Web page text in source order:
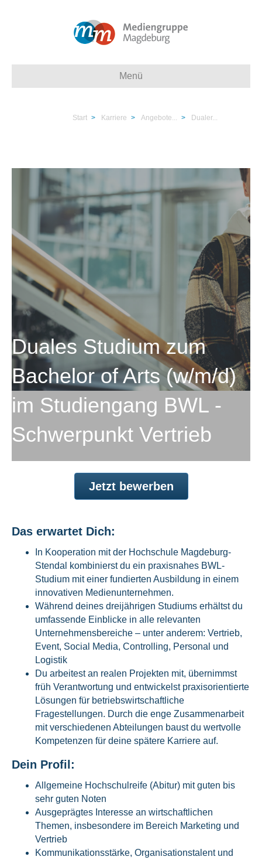
Menü
Start > Karriere > Angebote... > Dualer...
Duales Studium zum
Bachelor of Arts (w/m/d)
im Studiengang BWL -
Schwerpunkt Vertrieb
Jetzt bewerben
Das erwartet Dich:
In Kooperation mit der Hochschule Magdeburg-
Stendal kombinierst du ein praxisnahes BWL-
Studium mit einer fundierten Ausbildung in einem
innovativen Medienunternehmen.
Während deines dreijährigen Studiums erhältst du
umfassende Einblicke in alle relevanten
Unternehmensbereiche – unter anderem: Vertrieb,
Event, Social Media, Controlling, Personal und
Logistik
Du arbeitest an realen Projekten mit, übernimmst
früh Verantwortung und entwickelst praxisorientierte
Lösungen für betriebswirtschaftliche
Fragestellungen. Durch die enge Zusammenarbeit
mit verschiedenen Abteilungen baust du wertvolle
Kompetenzen für deine spätere Karriere auf.
Dein Profil:
Allgemeine Hochschulreife (Abitur) mit guten bis
sehr guten Noten
Ausgeprägtes Interesse an wirtschaftlichen
Themen, insbesondere im Bereich Marketing und
Vertrieb
Kommunikationsstärke, Organisationstalent und